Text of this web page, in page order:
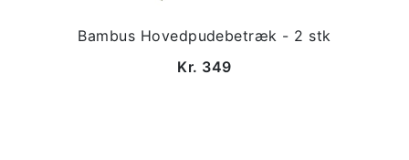
Bambus Hovedpudebetræk - 2 stk
Kr. 349